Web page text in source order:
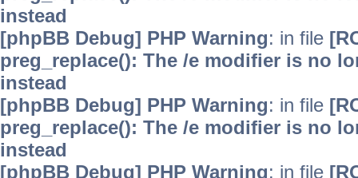
instead
[phpBB Debug] PHP Warning: in file
preg_replace(): The /e modifier is no
instead
[phpBB Debug] PHP Warning: in file
preg_replace(): The /e modifier is no
instead
[phpBB Debug] PHP Warning: in file